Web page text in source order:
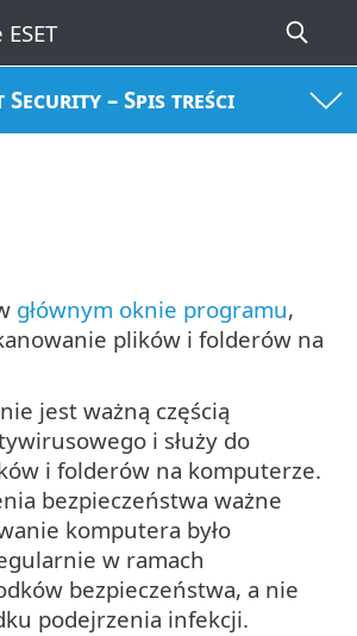
Security – Spis treści
głównym oknie programu,
plików i folderów na
jest ważną częścią
i służy do
i folderów na komputerze.
bezpieczeństwa ważne
komputera było
w ramach
bezpieczeństwa, a nie
podejrzenia infekcji.